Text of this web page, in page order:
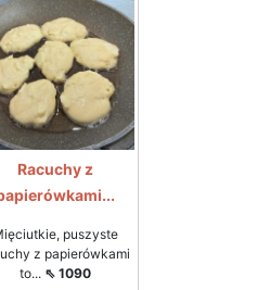
Racuchy z
puszyste
z papierówkami
to... ⇖ 1090